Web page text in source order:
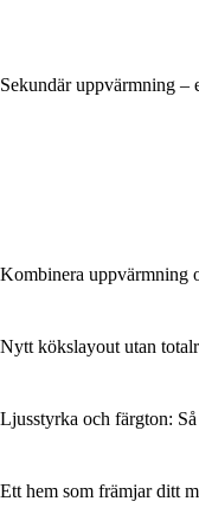
Sekundär uppvärmning
Kombinera uppvärmning
Nytt kökslayout utan
Ljusstyrka och färgton:
Ett hem som främjar ditt